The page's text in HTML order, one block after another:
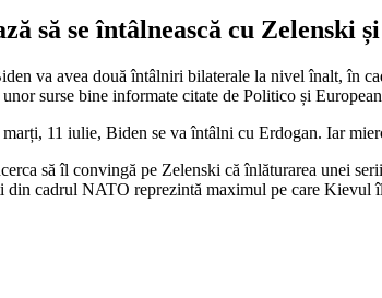
să se întâlnească cu Zelenski
va avea două întâlniri bilaterale la nivel înalt,
surse bine informate citate de Politico și
11 iulie, Biden se va întâlni cu Erdogan. Iar
să îl convingă pe Zelenski că înlăturarea unei
din cadrul NATO reprezintă maximul pe care